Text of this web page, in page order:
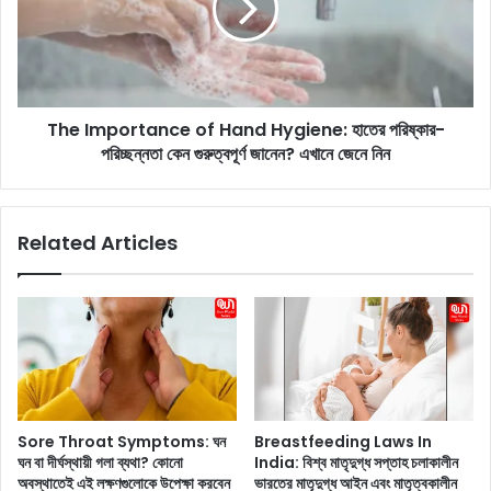
t
a
ব
স্থা
র
র
সি
দ্ধা
p
t
f
d
H
y
e
n
The Importance of Hand Hygiene: হাতের পরিষ্কার-
পরিচ্ছন্নতা কেন গুরুত্বপূর্ণ জানেন? এখানে জেনে নিন
Related Articles
Sore Throat Symptoms: ঘন
ঘন বা দীর্ঘস্থায়ী গলা ব্যথা? কোনো
অবস্থাতেই এই লক্ষণগুলোকে উপেক্ষা করবেন
Breastfeeding Laws In
India: বিশ্ব মাতৃদুগ্ধ সপ্তাহ চলাকালীন
ভারতের মাতৃদুগ্ধ আইন এবং মাতৃত্বকালীন